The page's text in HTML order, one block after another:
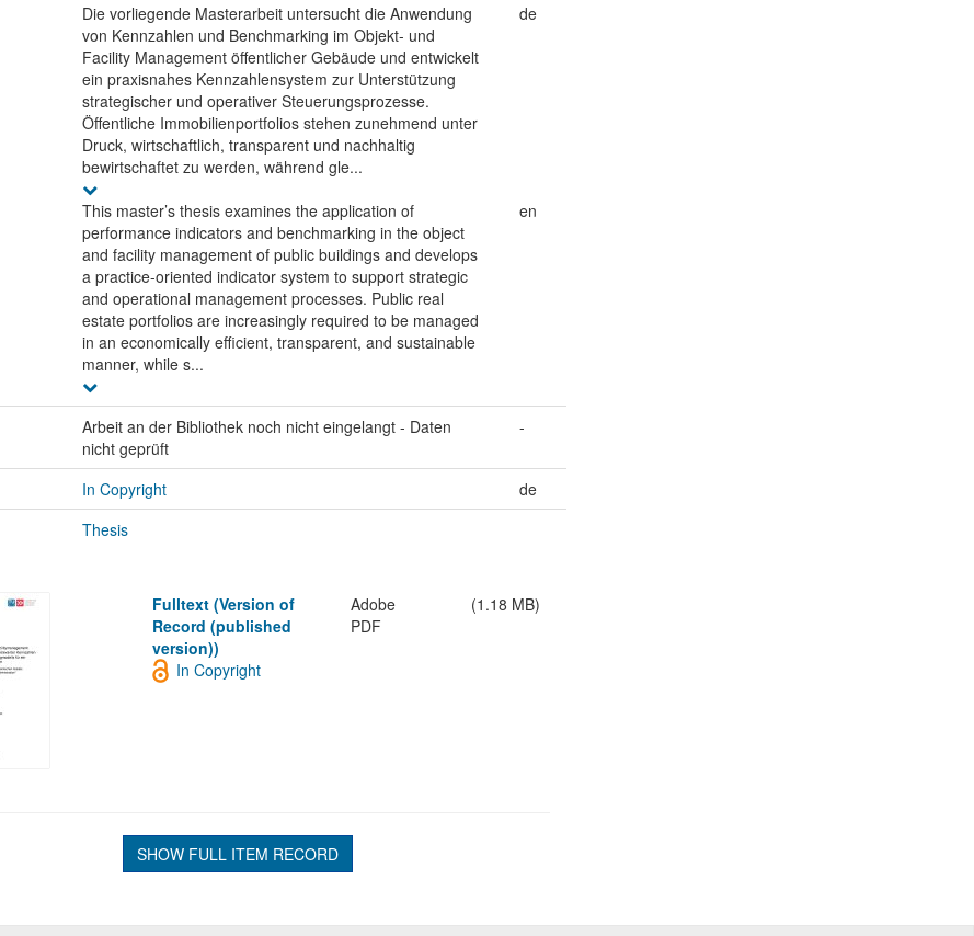
Die vorliegende Masterarbeit untersucht die Anwendung
von Kennzahlen und Benchmarking im Objekt- und
Facility Management öffentlicher Gebäude und entwickelt
ein praxisnahes Kennzahlensystem zur Unterstützung
strategischer und operativer Steuerungsprozesse.
Öffentliche Immobilienportfolios stehen zunehmend unter
Druck, wirtschaftlich, transparent und nachhaltig
bewirtschaftet zu werden, während gle...
de
This master’s thesis examines the application of
performance indicators and benchmarking in the object
and facility management of public buildings and develops
a practice-oriented indicator system to support strategic
and operational management processes. Public real
estate portfolios are increasingly required to be managed
in an economically efficient, transparent, and sustainable
manner, while s...
en
Arbeit an der Bibliothek noch nicht eingelangt - Daten
nicht geprüft
-
In Copyright
de
Thesis
Fulltext (Version of
Record (published
version))
Adobe
PDF
(1.18 MB)
In Copyright
SHOW FULL ITEM RECORD